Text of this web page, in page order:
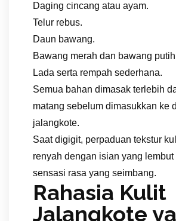
Daging cincang atau ayam.
Telur rebus.
Daun bawang.
Bawang merah dan bawang
Lada serta rempah sederhana.
Semua bahan dimasak terlebih
matang sebelum dimasukkan ke
jalangkote.
Saat digigit, perpaduan tekstur
renyah dengan isian yang
sensasi rasa yang seimbang.
Rahasia Kulit
Jalangkote